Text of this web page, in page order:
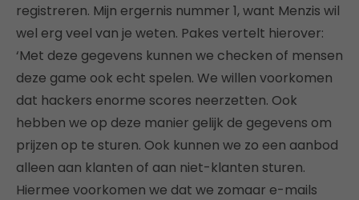
registreren. Mijn ergernis nummer 1, want Menzis wil
wel erg veel van je weten. Pakes vertelt hierover:
‘Met deze gegevens kunnen we checken of mensen
deze game ook echt spelen. We willen voorkomen
dat hackers enorme scores neerzetten. Ook
hebben we op deze manier gelijk de gegevens om
prijzen op te sturen. Ook kunnen we zo een aanbod
alleen aan klanten of aan niet-klanten sturen.
Hiermee voorkomen we dat we zomaar e-mails